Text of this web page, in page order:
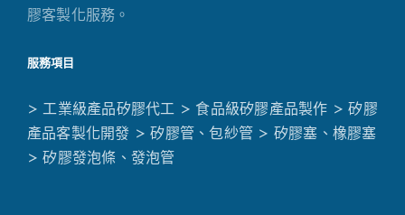
膠客製化服務。
服務項目
> 工業級產品矽膠代工 > 食品級矽膠產品製作 > 矽膠
產品客製化開發 > 矽膠管、包紗管 > 矽膠塞、橡膠塞
> 矽膠發泡條、發泡管